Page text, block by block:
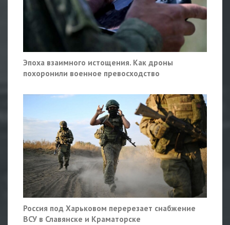
Эпоха взаимного истощения. Как дроны
похоронили военное превосходство
Россия под Харьковом перерезает снабжение
ВСУ в Славянске и Краматорске